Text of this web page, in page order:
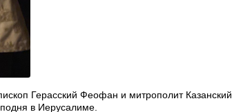
Герасский Феофан и митрополит Казанский
в Иерусалиме.